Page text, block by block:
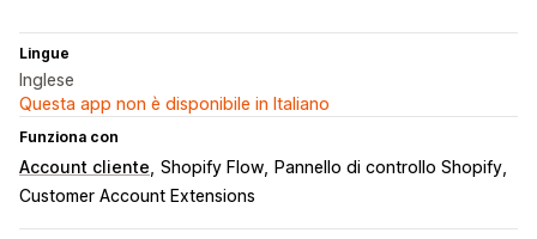
Lingue
Inglese
Questa app non è disponibile in Italiano
Funziona con
Account cliente Shopify Flow
Pannello di controllo Shopify
Customer Account Extensions